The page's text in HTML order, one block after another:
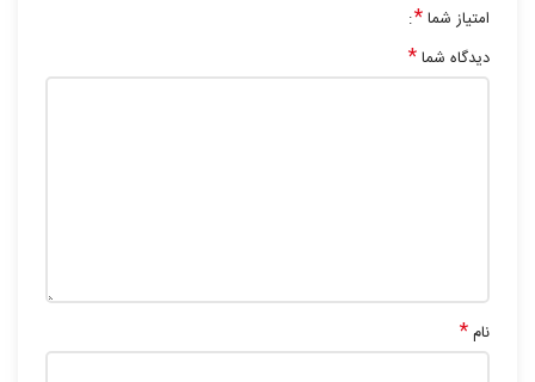
امتیاز شما*
دیدگاه شما*
نام*